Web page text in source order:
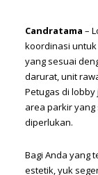
Candratama –
koordinasi
yang sesuai
darurat, unit
Petugas di
area parkir
diperlukan.
Bagi Anda yang
estetik, yuk